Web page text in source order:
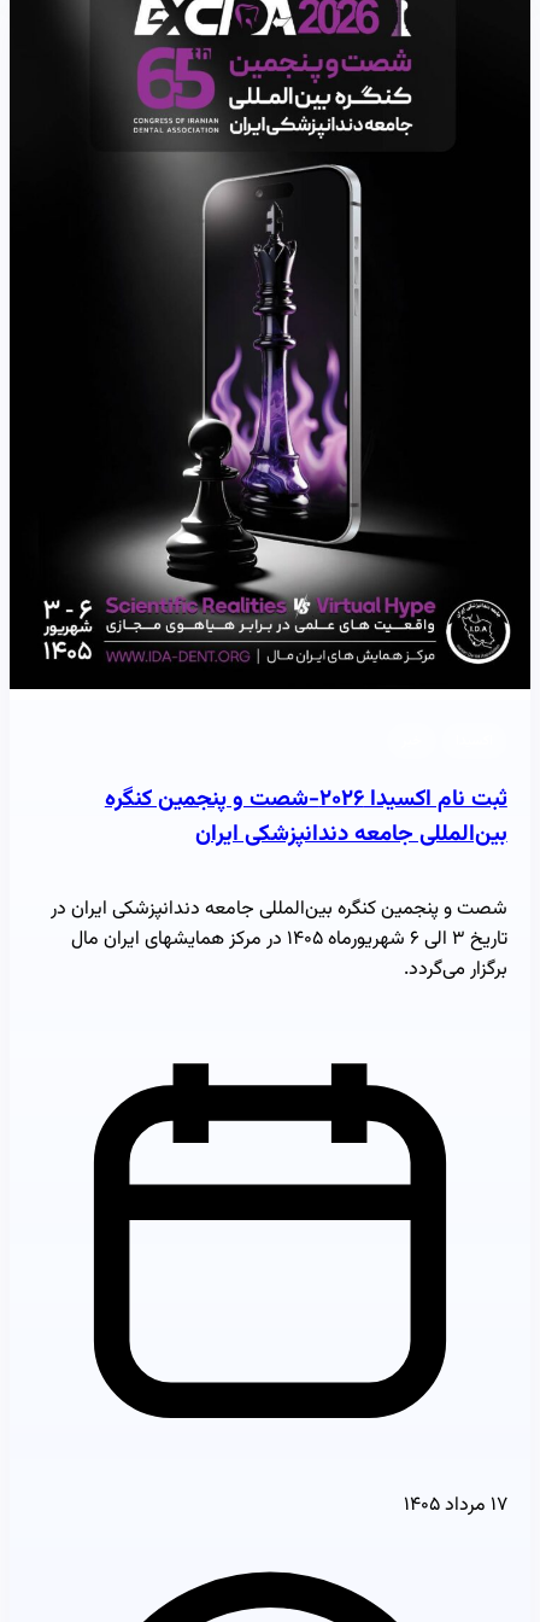
ثبت نام اکسیدا ۲۰۲۶-شصت و پنجمین کنگره
بین‌المللی جامعه دندانپزشکی ایران
شصت و پنجمین کنگره بین‌المللی جامعه دندانپزشکی ایران در
تاریخ ۳ الی ۶ شهریورماه ۱۴۰۵ در مرکز همایشهای ایران مال
برگزار می‌گردد.
۱۷ مرداد ۱۴۰۵